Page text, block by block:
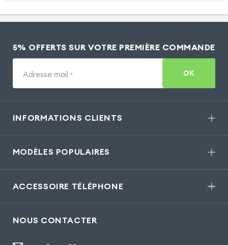
5% OFFERTS SUR VOTRE PREMIÈRE COMMANDE
Adresse mail * OK
INFORMATIONS CLIENTS
MODÈLES POPULAIRES
ACCESSOIRE TÉLÉPHONE
NOUS CONTACTER